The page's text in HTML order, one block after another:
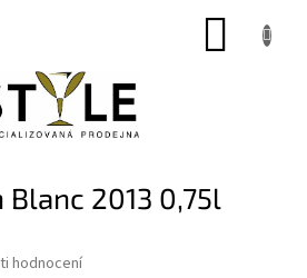
Blanc 2013 0,75l
hodnocení